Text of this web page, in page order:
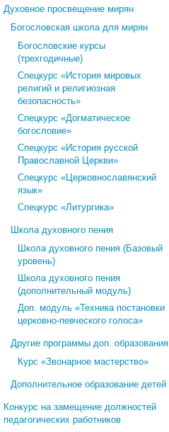
Духовное просвещение мирян
Богословская школа для мирян
Богословские курсы
(трехгодичные)
Спецкурс «История мировых
религий и религиозная
безопасность»
Спецкурс «Догматическое
богословие»
Спецкурс «История русской
Православной Церкви»
Спецкурс «Церковнославянский
язык»
Спецкурс «Литургика»
Школа духовного пения
Школа духовного пения (Базовый
уровень)
Школа духовного пения
(дополнительный модуль)
Доп. модуль «Техника постановки
церковно-певческого голоса»
Другие программы доп. образования
Курс «Звонарное мастерство»
Дополнительное образование детей
Конкурс на замещение должностей
педагогических работников